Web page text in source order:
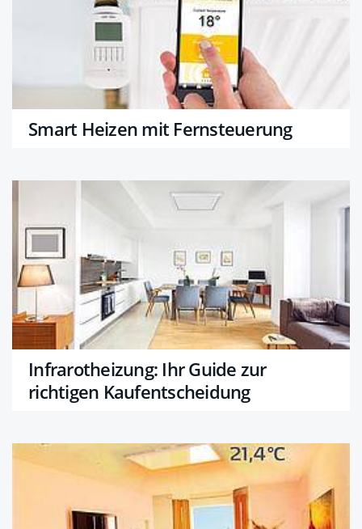
Smart Heizen mit Fernsteuerung
Infrarotheizung: Ihr Guide zur
richtigen Kaufentscheidung